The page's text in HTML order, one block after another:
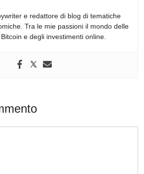
e redattore di blog di tematiche
Tra le mie passioni il mondo delle
e degli investimenti online.